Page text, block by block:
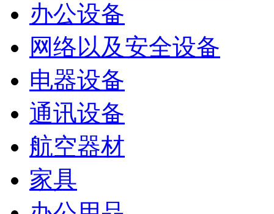
办公设备
网络以及安全设备
电器设备
通讯设备
航空器材
家具